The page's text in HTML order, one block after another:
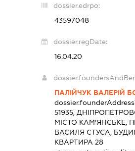
dossier.edrpo:
43597048
dossier.regDate:
16.04.20
ПАЛІЙЧУК ВАЛЕРІЙ
dossier.founderAddress
51935,
МІСТО КАМ’ЯНСЬКЕ,
ВАСИЛЯ СТУСА,
КВАРТИРА 28